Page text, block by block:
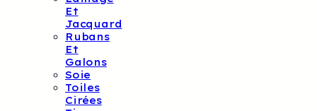
Et
Jacquard
Rubans
Et
Galons
Soie
Toiles
Cirées